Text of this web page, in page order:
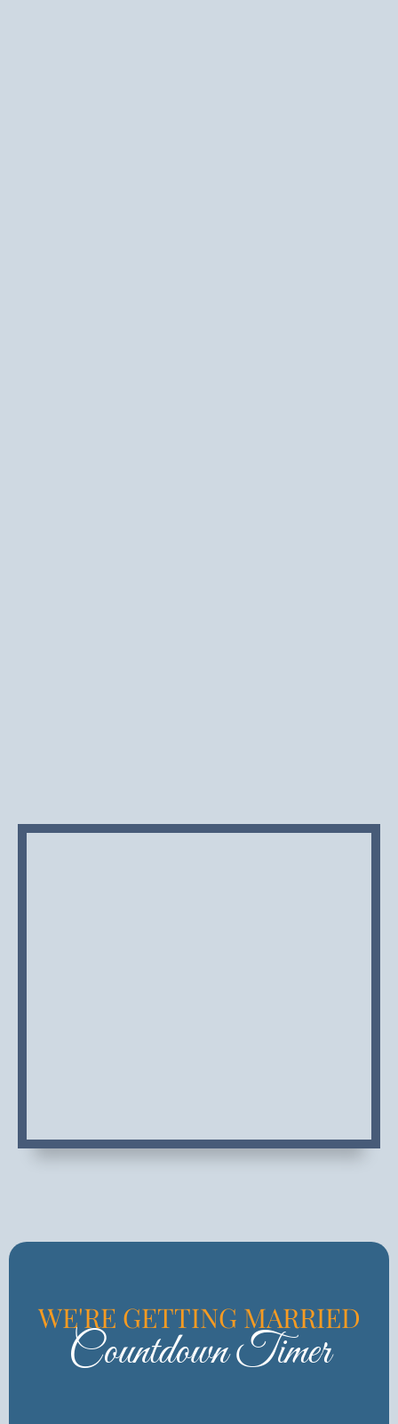
WE'RE GETTING MARRIED
Countdown Timer